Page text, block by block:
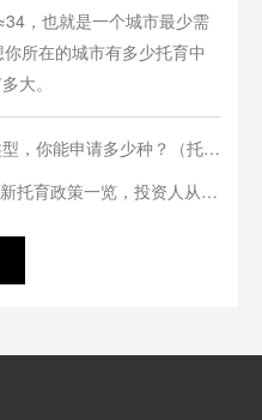
，也就是一个城市最少需
所在的城市有多少托育中
大。
，你能申请多少种？（托育
托育政策一览，投资人从业